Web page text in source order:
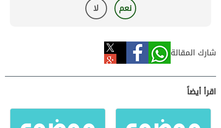
نعم لا
شارك المقالة
اقرأ أيضاً